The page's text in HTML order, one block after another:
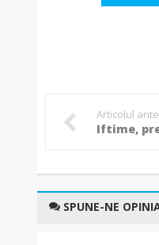
Articolul
SPUNE-NE